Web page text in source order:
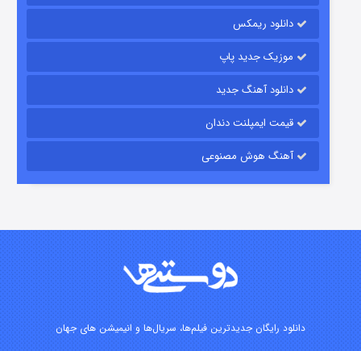
قسمت۱۵ (دوبله) منتشر شد
دانلود ریمکس
موزیک جدید پاپ
دانلود آهنگ جدید
قیمت ایمپلنت دندان
آهنگ هوش مصنوعی
دانلود رایگان جدیدترین فیلم‌ها، سریال‌ها و انیمیشن های جهان